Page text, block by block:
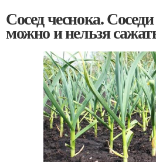
Сосед чеснока.
можно и нельзя